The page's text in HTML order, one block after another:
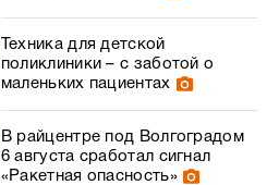
Техника для детской
поликлиники – с заботой о
маленьких пациентах
В райцентре под Волгоградом
6 августа сработал сигнал
«Ракетная опасность»